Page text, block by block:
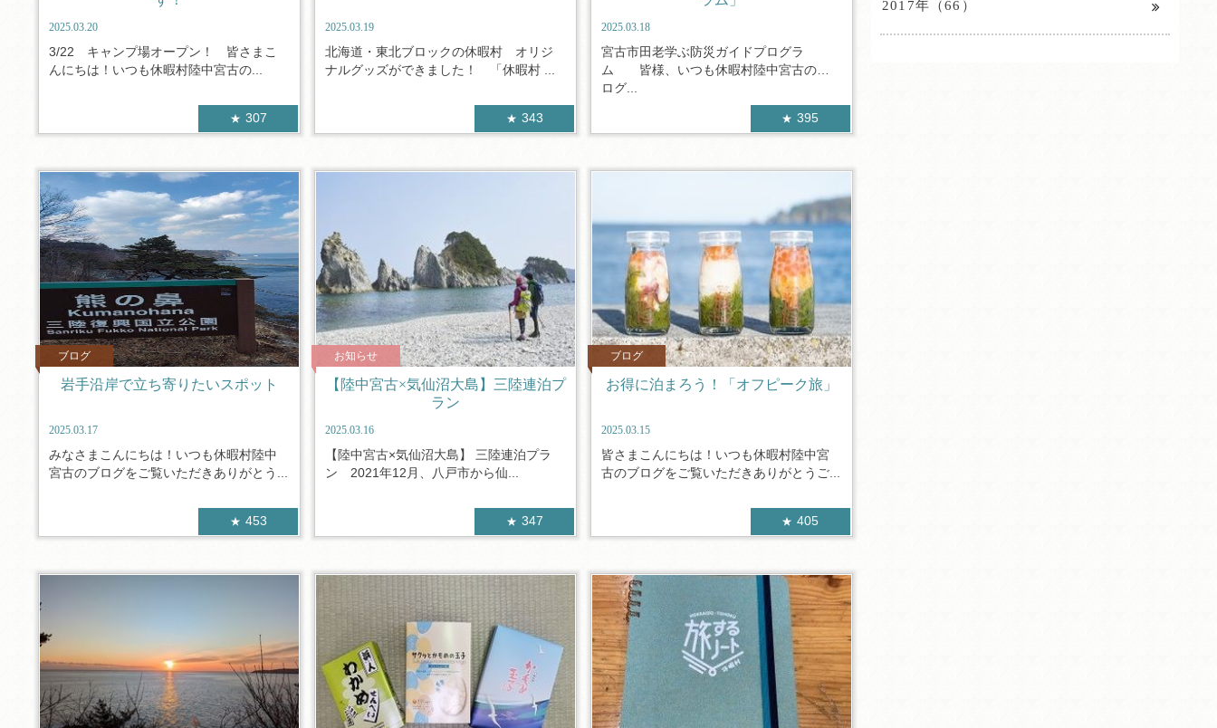
2025.03.20
3/22 キャンプ場オープン！ 皆さまこ
んにちは！いつも休暇村陸中宮古の...
307
2025.03.19
北海道・東北ブロックの休暇村 オリジ
ナルグッズができました！ 「休暇村 ...
343
2025.03.18
宮古市田老学ぶ防災ガイドプログラ
ム 皆様、いつも休暇村陸中宮古のブ
ログ...
395
ブログ
岩手沿岸で立ち寄りたいスポット
2025.03.17
みなさまこんにちは！いつも休暇村陸中
宮古のブログをご覧いただきありがとう...
453
お知らせ
【陸中宮古×気仙沼大島】三陸連泊プ
ラン
2025.03.16
【陸中宮古×気仙沼大島】 三陸連泊プラ
ン 2021年12月、八戸市から仙...
347
ブログ
お得に泊まろう！「オフピーク旅」
2025.03.15
皆さまこんにちは！いつも休暇村陸中宮
古のブログをご覧いただきありがとうご...
405
2017年（66）